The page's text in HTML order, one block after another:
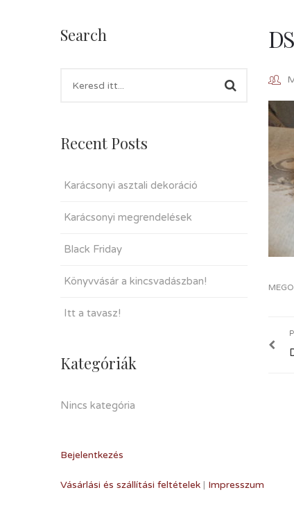
Search
Recent Posts
Karácsonyi asztali dekoráció
Karácsonyi megrendelések
Black Friday
Könyvvásár a kincsvadászban!
Itt a tavasz!
Kategóriák
Nincs kategória
Bejelentkezés
Vásárlási és szállítási feltételek | Impresszum